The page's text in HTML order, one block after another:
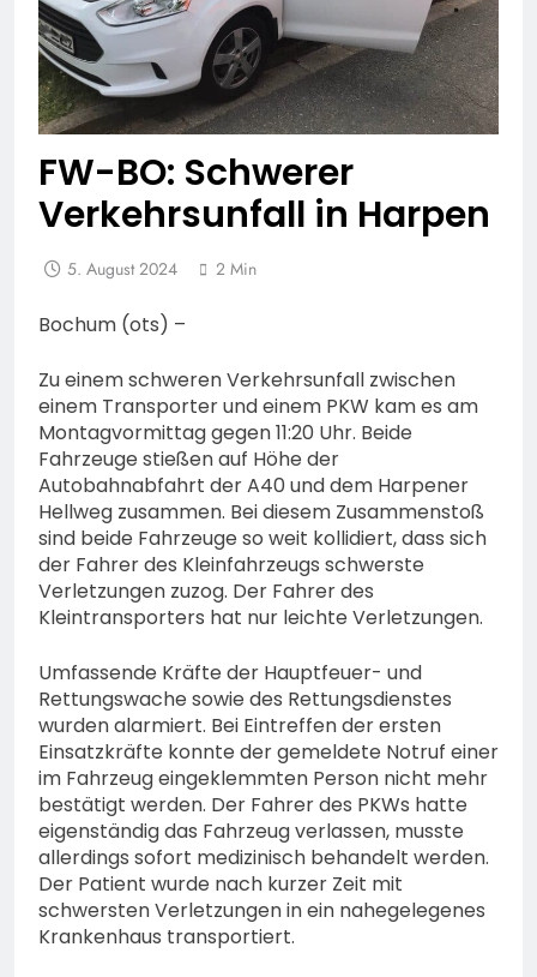
FW-BO: Schwerer
Verkehrsunfall in Harpen
5. August 2024 2 Min
Bochum (ots) –
Zu einem schweren Verkehrsunfall zwischen
einem Transporter und einem PKW kam es am
Montagvormittag gegen 11:20 Uhr. Beide
Fahrzeuge stießen auf Höhe der
Autobahnabfahrt der A40 und dem Harpener
Hellweg zusammen. Bei diesem Zusammenstoß
sind beide Fahrzeuge so weit kollidiert, dass sich
der Fahrer des Kleinfahrzeugs schwerste
Verletzungen zuzog. Der Fahrer des
Kleintransporters hat nur leichte Verletzungen.
Umfassende Kräfte der Hauptfeuer- und
Rettungswache sowie des Rettungsdienstes
wurden alarmiert. Bei Eintreffen der ersten
Einsatzkräfte konnte der gemeldete Notruf einer
im Fahrzeug eingeklemmten Person nicht mehr
bestätigt werden. Der Fahrer des PKWs hatte
eigenständig das Fahrzeug verlassen, musste
allerdings sofort medizinisch behandelt werden.
Der Patient wurde nach kurzer Zeit mit
schwersten Verletzungen in ein nahegelegenes
Krankenhaus transportiert.